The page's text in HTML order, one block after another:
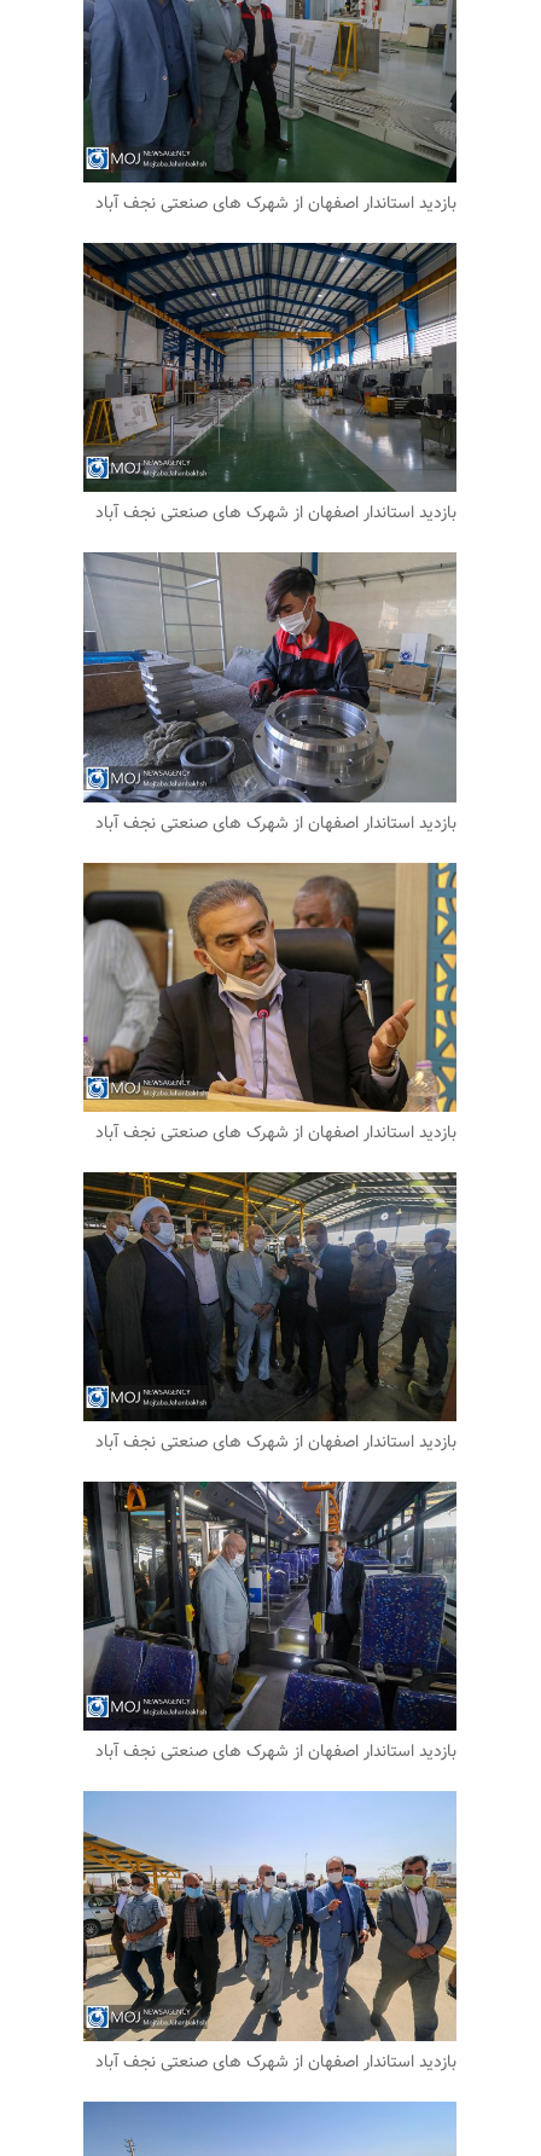
بازدید استاندار اصفهان از شهرک های صنعتی نجف آباد
بازدید استاندار اصفهان از شهرک های صنعتی نجف آباد
بازدید استاندار اصفهان از شهرک های صنعتی نجف آباد
بازدید استاندار اصفهان از شهرک های صنعتی نجف آباد
بازدید استاندار اصفهان از شهرک های صنعتی نجف آباد
بازدید استاندار اصفهان از شهرک های صنعتی نجف آباد
بازدید استاندار اصفهان از شهرک های صنعتی نجف آباد